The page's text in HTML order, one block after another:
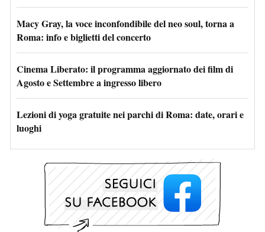
Macy Gray, la voce inconfondibile del neo soul, torna a
Roma: info e biglietti del concerto
Cinema Liberato: il programma aggiornato dei film di
Agosto e Settembre a ingresso libero
Lezioni di yoga gratuite nei parchi di Roma: date, orari e
luoghi